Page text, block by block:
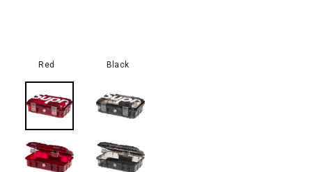
Red Black